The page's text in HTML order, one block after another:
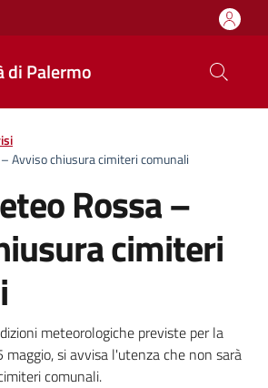
di Palermo
Avviso chiusura cimiteri comunali
Rossa –
cimiteri
notizia
meteorologiche previste per la
si avvisa l'utenza che non sarà
comunali.